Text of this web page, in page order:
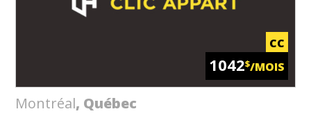
CC
1042$/MOIS
Montréal, Québec